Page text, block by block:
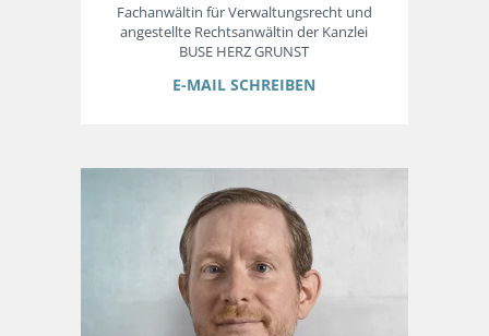
Fachanwältin für Verwaltungsrecht und
angestellte Rechtsanwältin der Kanzlei
BUSE HERZ GRUNST
E-MAIL SCHREIBEN